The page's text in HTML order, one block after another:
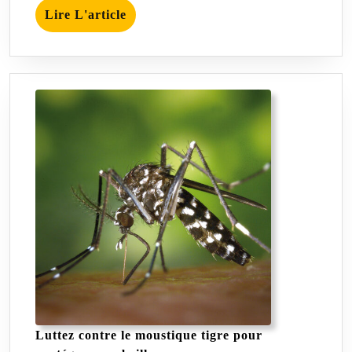
Lire L'article Lire
L'article
Luttez contre le moustique tigre pour